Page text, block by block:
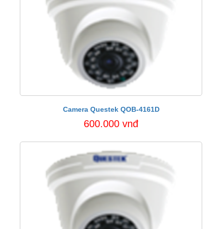
Camera Questek QOB-4161D
600.000 vnđ